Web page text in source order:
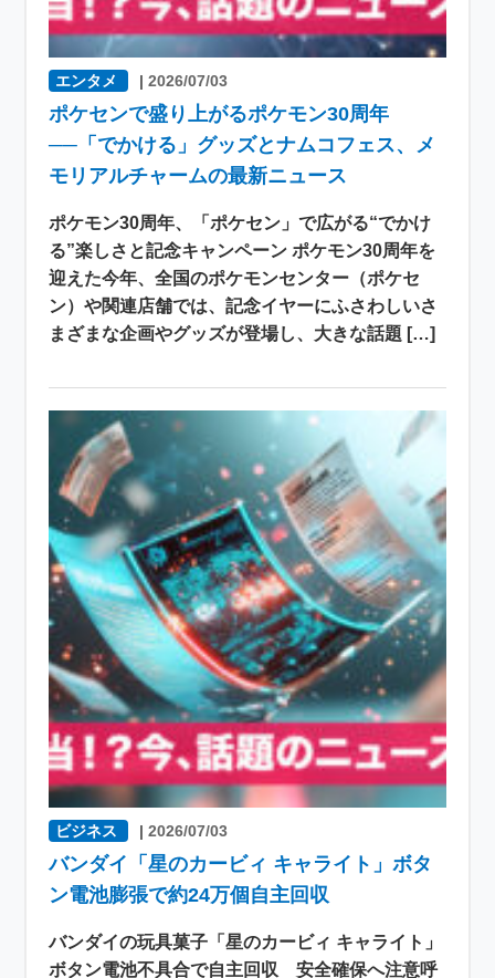
エンタメ |2026/07/03
ポケセンで盛り上がるポケモン30周年
──「でかける」グッズとナムコフェス、メ
モリアルチャームの最新ニュース
ポケモン30周年、「ポケセン」で広がる“でかけ
る”楽しさと記念キャンペーン ポケモン30周年を
迎えた今年、全国のポケモンセンター（ポケセ
ン）や関連店舗では、記念イヤーにふさわしいさ
まざまな企画やグッズが登場し、大きな話題 […]
ビジネス |2026/07/03
バンダイ「星のカービィ キャライト」ボタ
ン電池膨張で約24万個自主回収
バンダイの玩具菓子「星のカービィ キャライト」
ボタン電池不具合で自主回収 安全確保へ注意呼